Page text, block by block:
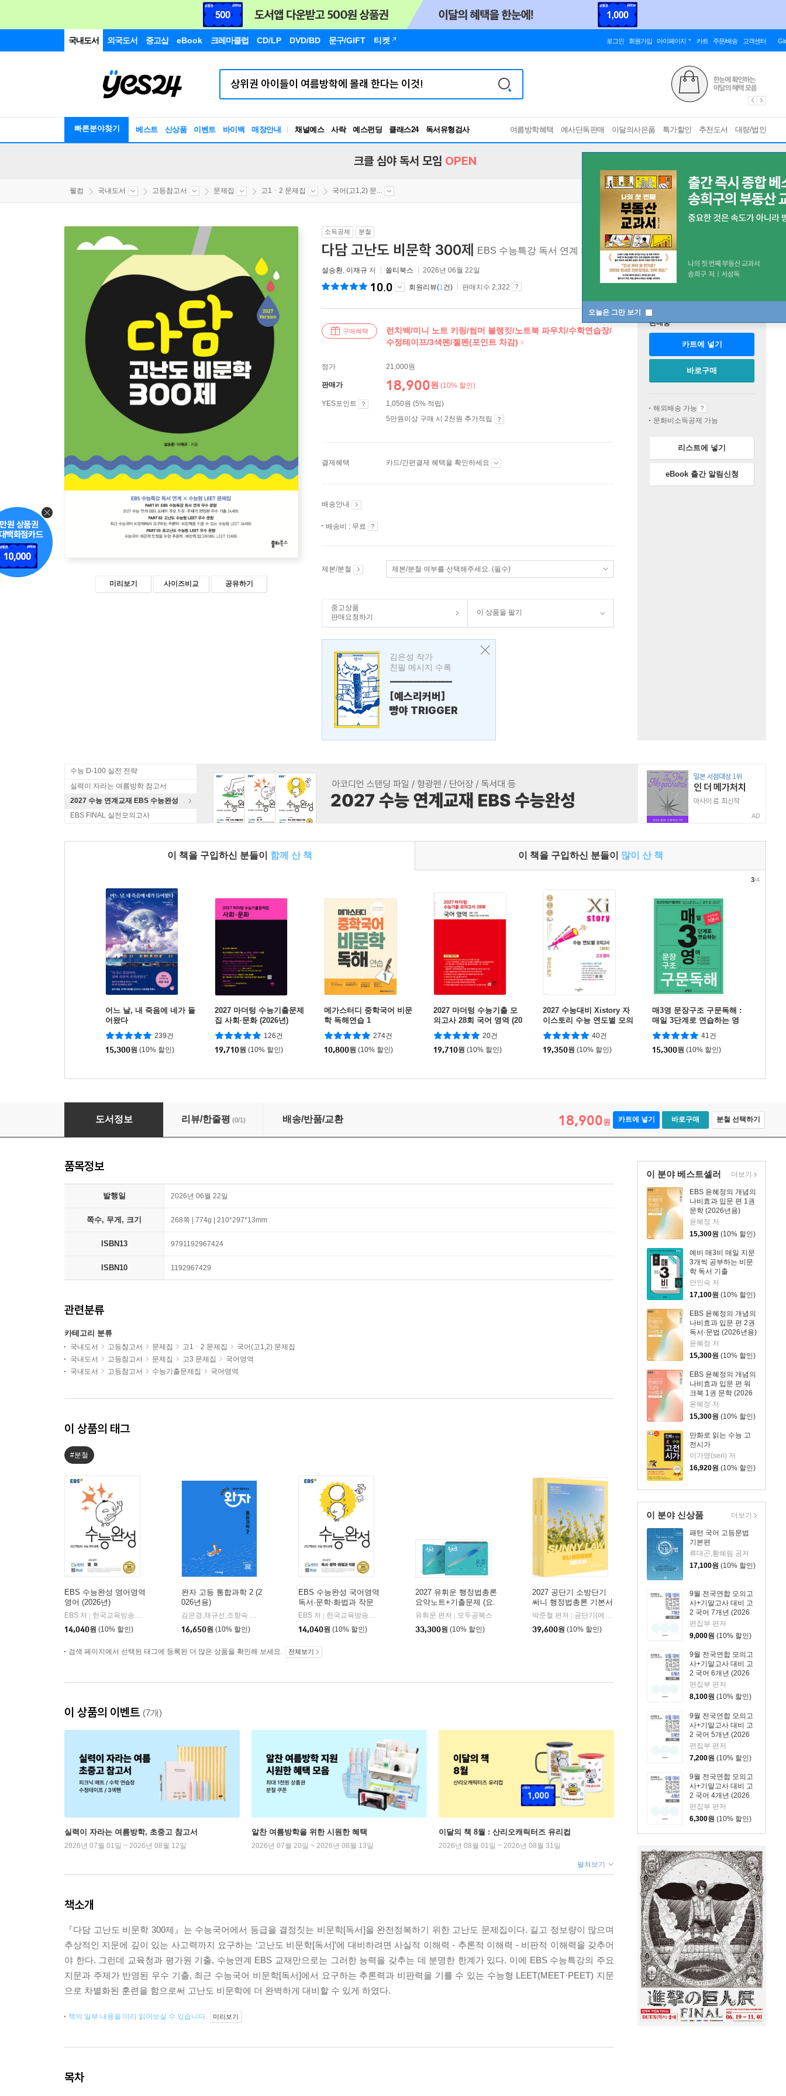
국내도서 외국도서 중고샵 eBook 크레마클럽 CD/LP DVD/BD 문구/GIFT 티켓 로그인 회원가입 마이페이지 카트 주문/배송 고객센터
빠른분야찾기 베스트 신상품 이벤트 바이백 매장안내 채널예스 사락 예스펀딩 클래스24
독서유형검사
RBTI Lab
여름방학혜택 예사단독판매 이달의사은품 특가할인 추천도서 대량/법인
오늘은 그만 보기
크클 심야 독서 모임 OPEN
웰컴 국내도서 고등참고서 문제집 고1ㆍ2 문제집 국어(고1,2) 문...
미리보기 사이즈비교 공유하기
소득공제 분철
다담 고난도 비문학 300제 EBS 수능특강 독서 연계 × 수능형 LEET 문제집
설승환, 이재규 저 쏠티북스 2026년 06월 22일
10.0 회원리뷰(1건) 판매지수 2,322
구매혜택
런치백/미니 노트 키링/썸머 블랭킷/노트북 파우치/수학연습장/
수정테이프/3색펜/젤펜(포인트 차감)
정가 21,000원
판매가 18,900원 (10% 할인)
YES포인트
1,050원 (5% 적립)
5만원이상 구매 시 2천원 추가적립
결제혜택 카드/간편결제 혜택을 확인하세요
배송안내
배송비 : 무료
제본/분철 제본/분철 여부를 선택해주세요. (필수)
중고상품
판매요청하기
이 상품을 팔기
김은성 작가
친필 메시지 수록
---------------
[예스리커버]
빵야 TRIGGER
판매중
카트에 넣기
바로구매
해외배송 가능
문화비소득공제 가능
리스트에 넣기
eBook 출간 알림신청
수능 D-100 실전 전략
실력이 자라는 여름방학 참고서
2027 수능 연계교재 EBS 수능완성
EBS FINAL 실전모의고사
AD
이 책을 구입하신 분들이 함께 산 책 이 책을 구입하신 분들이 많이 산 책
어느 날, 내 죽음에 네가 들
어왔다
239건
15,300원 (10% 할인)
2027 마더텅 수능기출문제
집 사회·문화 (2026년)
126건
19,710원 (10% 할인)
메가스터디 중학국어 비문
학 독해연습 1
274건
10,800원 (10% 할인)
2027 마더텅 수능기출 모
의고사 28회 국어 영역 (20
26년)
20건
19,710원 (10% 할인)
2027 수능대비 Xistory 자
이스토리 수능 연도별 모의
고사 고3 영어 (2026년)
40건
19,350원 (10% 할인)
매3영 문장구조 구문독해 :
매일 3단계로 연습하는 영
어 문장구조 구문독해
41건
15,300원 (10% 할인)
3/4
다담 고난도 비문학 300제
도서정보 리뷰/한줄평 (0/1) 배송/반품/교환 18,900원 카트에 넣기 바로구매 분철 선택하기
이 분야 베스트셀러
EBS 윤혜정의 개념의
나비효과 입문 편 1권
문학 (2026년용)
윤혜정 저
15,300원 (10% 할인)
예비 매3비 매일 지문
3개씩 공부하는 비문
학 독서 기출
안인숙 저
17,100원 (10% 할인)
EBS 윤혜정의 개념의
나비효과 입문 편 2권
독서·문법 (2026년용)
윤혜정 저
15,300원 (10% 할인)
EBS 윤혜정의 개념의
나비효과 입문 편 워
크북 1권 문학 (2026
년용)
윤혜정 저
15,300원 (10% 할인)
만화로 읽는 수능 고
전시가
이가영(seri) 저
16,920원 (10% 할인)
더보기
이 분야 신상품
패턴 국어 고등문법
기본편
류대곤,황혜림 공저
17,100원 (10% 할인)
9월 전국연합 모의고
사+기말고사 대비 고
2 국어 7개년 (2026
년)
편집부 편저
9,000원 (10% 할인)
9월 전국연합 모의고
사+기말고사 대비 고
2 국어 6개년 (2026
년)
편집부 편저
8,100원 (10% 할인)
9월 전국연합 모의고
사+기말고사 대비 고
2 국어 5개년 (2026
년)
편집부 편저
7,200원 (10% 할인)
9월 전국연합 모의고
사+기말고사 대비 고
2 국어 4개년 (2026
년)
편집부 편저
6,300원 (10% 할인)
더보기
품목정보
발행일 2026년 06월 22일
쪽수, 무게, 크기 268쪽 | 774g | 210*297*13mm
ISBN13 9791192967424
ISBN10 1192967429
관련분류
카테고리 분류
국내도서 고등참고서 문제집 고1ㆍ2 문제집
국어(고1,2) 문제집
국내도서
고등참고서 문제집 고3 문제집
국어영역
국내도서
고등참고서 수능기출문제집 국어영역
이 상품의 태그
#분철
EBS 수능완성 영어영역
영어 (2026년)
EBS 저
한국교육방송공사
14,040원 (10% 할인)
완자 고등 통합과학 2 (2
026년용)
김은경,채규선,조향숙 등저
16,650원 (10% 할인)
EBS 수능완성 국어영역
독서·문학·화법과 작문
(2026년)
EBS 저
한국교육방송공사
14,040원 (10% 할인)
2027 유휘운 행정법총론
요약노트+기출문제 (요.
플.)
유휘운 편저
모두공북스
33,300원 (10% 할인)
2027 공단기 소방단기
써니 행정법총론 기본서
박준철 편저
공단기(에스티유니타스)
39,600원 (10% 할인)
검색 페이지에서 선택된 태그에 등록된 더 많은 상품을 확인해 보세요. 전체보기
이 상품의 이벤트 (7개)
실력이 자라는 여름방학, 초중고 참고서
2026년 07월 01일 ~ 2026년 08월 12일
알찬 여름방학을 위한 시원한 혜택
2026년 07월 20일 ~ 2026년 08월 13일
이달의 책 8월 : 산리오캐릭터즈 유리컵
2026년 08월 01일 ~ 2026년 08월 31일
펼쳐보기
책소개
『다담 고난도 비문학 300제』는 수능국어에서 등급을 결정짓는 비문학[독서]을 완전정복하기 위한 고난도 문제집이다. 길고 정보량이 많으며
추상적인 지문에 깊이 있는 사고력까지 요구하는 ‘고난도 비문학[독서]’에 대비하려면 사실적 이해력 - 추론적 이해력 - 비판적 이해력을 갖추어
야 한다. 그런데 교육청과 평가원 기출, 수능연계 EBS 교재만으로는 그러한 능력을 갖추는 데 분명한 한계가 있다. 이에 EBS 수능특강의 주요
지문과 주제가 반영된 우수 기출, 최근 수능국어 비문학[독서]에서 요구하는 추론력과 비판력을 기를 수 있는 수능형 LEET(MEET·PEET) 지문
으로 차별화된 훈련을 함으로써 고난도 비문학에 더 완벽하게 대비할 수 있게 하였다.
책의 일부 내용을 미리 읽어보실 수 있습니다. 미리보기
목차